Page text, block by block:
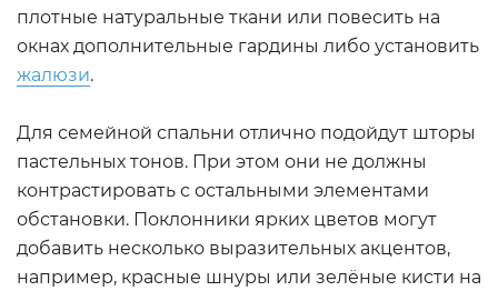
плотные натуральные ткани или повесить на
окнах дополнительные гардины либо установить
жалюзи.
Для семейной спальни отлично подойдут шторы
пастельных тонов. При этом они не должны
контрастировать с остальными элементами
обстановки. Поклонники ярких цветов могут
добавить несколько выразительных акцентов,
например, красные шнуры или зелёные кисти на